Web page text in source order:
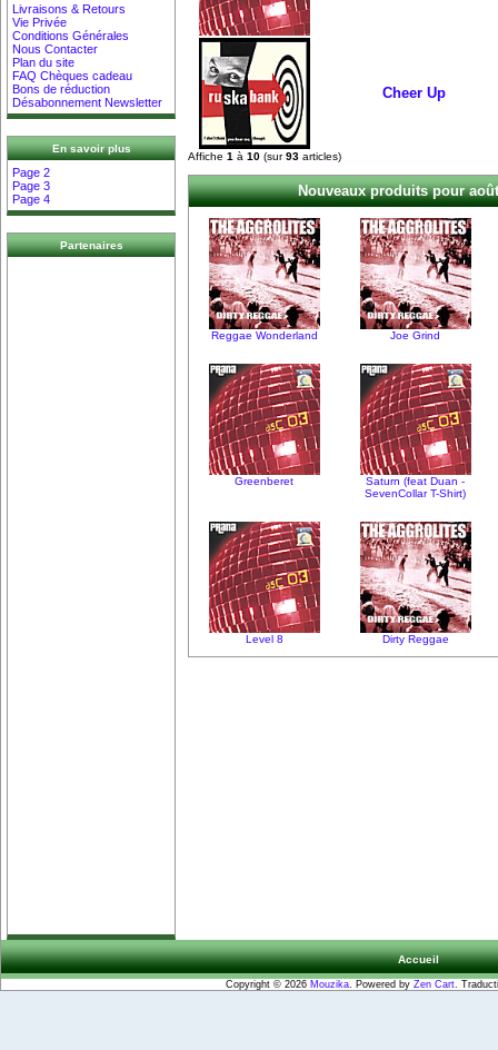
Livraisons & Retours
Vie Privée
Conditions Générales
Nous Contacter
Plan du site
FAQ Chèques cadeau
Bons de réduction
Désabonnement Newsletter
En savoir plus
Page 2
Page 3
Page 4
Partenaires
Cheer Up
Affiche 1 à 10 (sur93 articles)
Nouveaux produits pour
Reggae Wonderland Joe Grind
Greenberet
Saturn (feat Duan -
SevenCollar T-Shirt)
Level 8 Dirty Reggae
Accueil
Copyright © 2026 Mouzika. Powered by Zen Cart.